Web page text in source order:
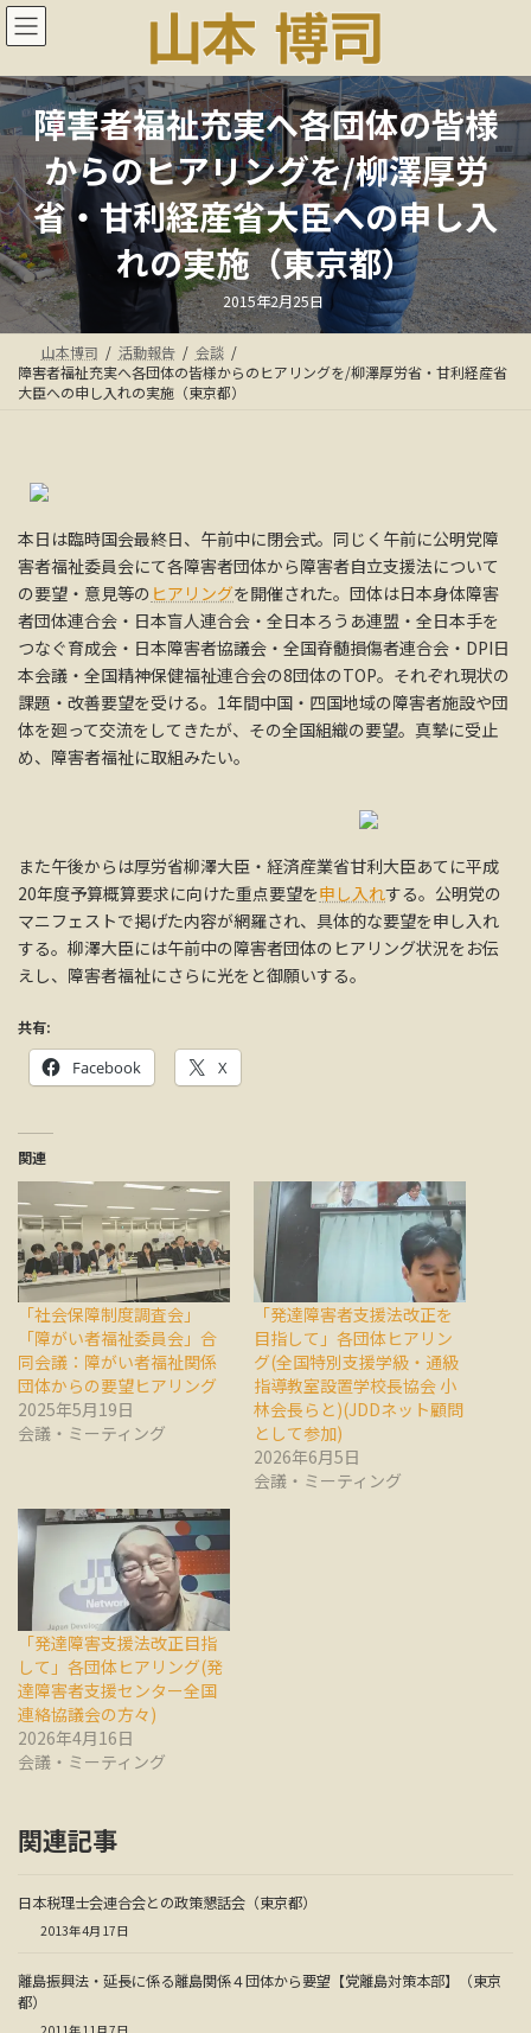
コ
ン
ン
ツ
へ
ス
キ
ッ
プ
ナ
ビ
ー
シ
ョ
ン
に
移
動
障害者福祉充実へ各団体の皆様
からのヒアリングを/柳澤厚労
省・甘利経産省大臣への申し入
れの実施（東京都）
最
終
更
新
日
時
:
2015年2月25日
山本博司 活動報告
会談
障害者福祉充実へ各団体の皆様からのヒアリングを/柳澤厚労省・甘利経産省
大臣への申し入れの実施（東京都）
本日は臨時国会最終日、午前中に閉会式。同じく午前に公明党障
害者福祉委員会にて各障害者団体から障害者自立支援法について
の要望・意見等の ヒアリングを開催された。団体は日本身体障害
者団体連合会・日本盲人連合会・全日本ろうあ連盟・全日本手を
つなぐ育成会・日本障害者協議会・全国脊髄損傷者連合会・DPI日
本会議・全国精神保健福祉連合会の8団体のTOP。それぞれ現状の
課題・改善要望を受ける。1年間中国・四国地域の障害者施設や団
体を廻って交流をしてきたが、その全国組織の要望。真摯に受止
め、障害者福祉に取組みたい。
また午後からは厚労省柳澤大臣・経済産業省甘利大臣あてに平成
20年度予算概算要求に向けた重点要望を申し入れする。公明党の
マニフェストで掲げた内容が網羅され、具体的な要望を申し入れ
する。柳澤大臣には午前中の障害者団体のヒアリング状況をお伝
えし、障害者福祉にさらに光をと御願いする。
共有:
Facebook X
関連
「社会保障制度調査会」
「障がい者福祉委員会」合
同会議：障がい者福祉関係
団体からの要望ヒアリング
2025年5月19日
会議・ミーティング
「発達障害者支援法改正を
目指して」各団体ヒアリン
グ(全国特別支援学級・通級
指導教室設置学校長協会 小
林会長らと)(JDDネット顧問
として参加)
2026年6月5日
会議・ミーティング
「発達障害支援法改正目指
して」各団体ヒアリング(発
達障害者支援センター全国
連絡協議会の方々)
2026年4月16日
会議・ミーティング
関連記事
日本税理士会連合会との政策懇話会（東京都）
2013年4月17日
離島振興法・延長に係る離島関係４団体から要望【党離島対策本部】（東京
都）